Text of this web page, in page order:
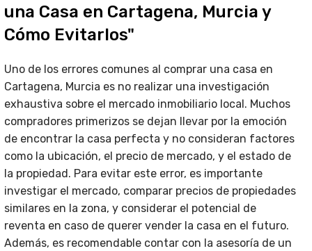
una Casa en Cartagena, Murcia y
Cómo Evitarlos"
Uno de los errores comunes al comprar una casa en
Cartagena, Murcia es no realizar una investigación
exhaustiva sobre el mercado inmobiliario local. Muchos
compradores primerizos se dejan llevar por la emoción
de encontrar la casa perfecta y no consideran factores
como la ubicación, el precio de mercado, y el estado de
la propiedad. Para evitar este error, es importante
investigar el mercado, comparar precios de propiedades
similares en la zona, y considerar el potencial de
reventa en caso de querer vender la casa en el futuro.
Además, es recomendable contar con la asesoría de un